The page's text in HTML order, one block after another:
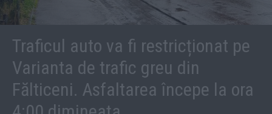
Traficul auto va fi restricționat pe
Varianta de trafic greu din
Fălticeni. Asfaltarea începe la ora